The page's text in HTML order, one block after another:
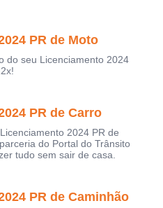
PR de Moto
do seu Licenciamento 2024
PR de Carro
2024 PR de
do Portal do Trânsito
tudo sem sair de casa.
PR de Caminhão